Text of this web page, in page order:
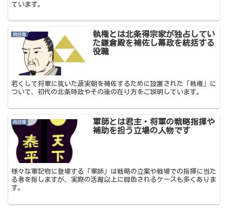
ています。
用語集
執権とは北条得宗家が独占してい
た鎌倉殿を補佐し幕政を統括する
役職
若くして将軍に就いた源実朝を補佐するために設置された「執権」に
ついて、初代の北条時政やその後の在り方をご説明しています。
用語集
軍師とは君主・将軍の戦略指揮や
補助を担う立場の人物です
様々な軍記物に登場する「軍師」は戦略の立案や戦場での指揮に当た
る者を指しますが、実際の活躍以上に脚色されるケースも多くありま
す。